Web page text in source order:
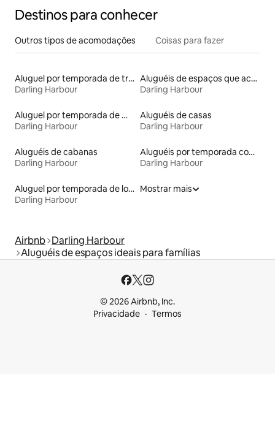
Destinos para conhecer
Outros tipos de acomodações Coisas para fazer
Aluguel por temporada de trailers
Darling Harbour
Aluguéis de espaços que aceitam animais de estimação
Darling Harbour
Aluguel por temporada de microcasas
Darling Harbour
Aluguéis de casas
Darling Harbour
Aluguéis de cabanas
Darling Harbour
Aluguéis por temporada com acesso à praia
Darling Harbour
Aluguel por temporada de lofts
Darling Harbour
Mostrar mais
Airbnb Darling Harbour
Aluguéis de espaços ideais para famílias
© 2026 Airbnb, Inc.
Privacidade
Termos